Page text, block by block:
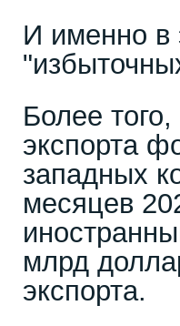
И именно в
Более того,
экспорта
западных
месяцев
млрд
экспорта.